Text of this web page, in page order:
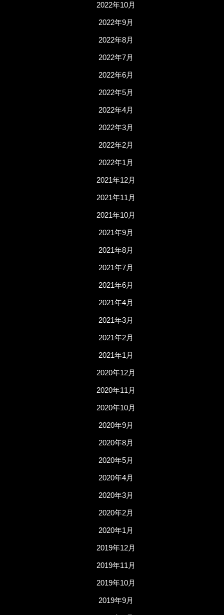
2022年10月
2022年9月
2022年8月
2022年7月
2022年6月
2022年5月
2022年4月
2022年3月
2022年2月
2022年1月
2021年12月
2021年11月
2021年10月
2021年9月
2021年8月
2021年7月
2021年6月
2021年4月
2021年3月
2021年2月
2021年1月
2020年12月
2020年11月
2020年10月
2020年9月
2020年8月
2020年5月
2020年4月
2020年3月
2020年2月
2020年1月
2019年12月
2019年11月
2019年10月
2019年9月